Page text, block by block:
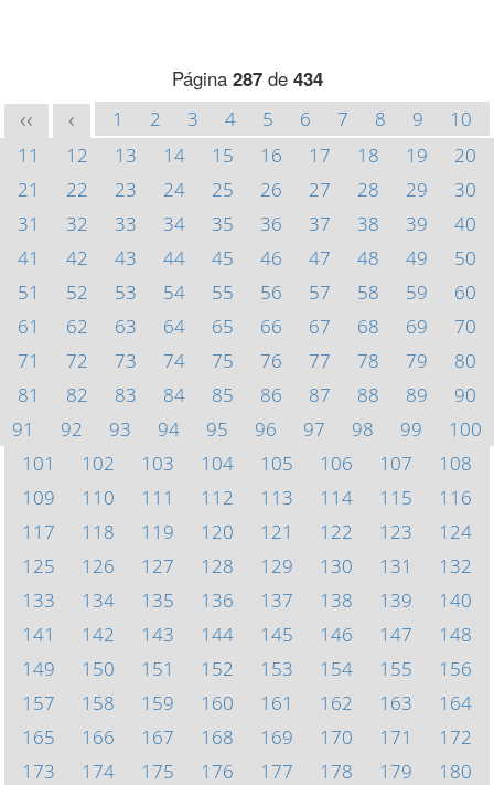
Página 287de 434
<< < 1 2 3 4 5 6 7 8 9
10
11
12 13 14 15 16 17 18 19
20
21
22 23 24 25 26 27 28 29
30
31
32 33 34 35 36 37 38 39
40
41
42 43 44 45 46 47 48 49
50
51
52 53 54 55 56 57 58 59
60
61
62 63 64 65 66 67 68 69
70
71
72 73 74 75 76 77 78 79
80
81
82 83 84 85 86 87 88 89
90
91
92 93 94 95 96 97 98 99
100
101
102 103 104 105 106 107
108
109
110 111 112 113 114 115
116
117
118 119 120 121 122 123
124
125
126 127 128 129 130 131
132
133
134 135 136 137 138 139
140
141
142 143 144 145 146 147
148
149
150 151 152 153 154 155
156
157
158 159 160 161 162 163
164
165
166 167 168 169 170 171
172
173
174 175 176 177 178 179
180